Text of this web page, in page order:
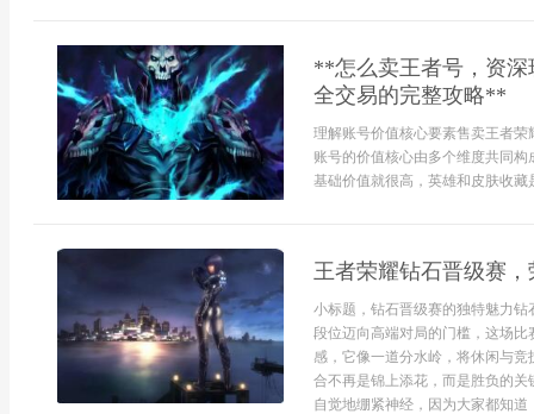
**怎么卖王者号，资
全交易的完整攻略**
理解账号价值核心要素售卖王者
账号的价值核心由多个维度共同
基础价值就很高，英雄和皮肤收藏
王者荣耀钻石晋级赛
小标题，钻石晋级赛的独特魅力
段位迈向高端对局的门槛，这场
感，它像一道分水岭，将休闲与
合不再是锦上添花，而是胜负的
自觉地绷紧神经，因为大家都知道